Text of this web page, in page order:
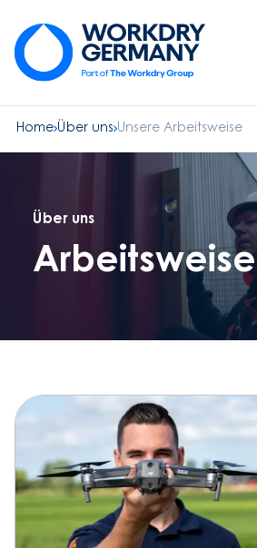
Home Über uns Unsere Arbeitsweise
Über uns
Arbeitsweise